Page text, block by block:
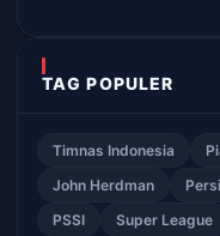
TAG POPULER
Timnas Indonesia
John Herdman
PSSI
Super League